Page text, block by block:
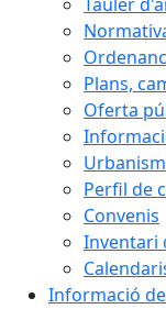
Tauler
Plans,
Oferta
Perfil de
Convenis
Inventari
Informació